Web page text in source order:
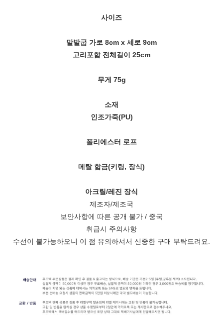
사이즈
말발굽 가로 8cm x 세로 9cm
고리포함 전체길이 25cm
무게 75g
소재
인조가죽(PU)
폴리에스터 로프
메탈 합금(키링, 장식)
아크릴/레진 장식
제조자/제조국
보안사항에 따른 공개 불가 / 중국
취급시 주의사항
수선이 불가능하오니 이 점 유의하셔서 신중한 구매 부탁드려요.